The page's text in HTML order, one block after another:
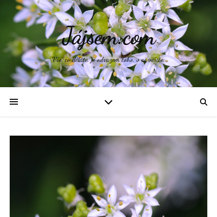
Jájsem.com
Vše, co děláte, je odrazem toho, v co věříte.